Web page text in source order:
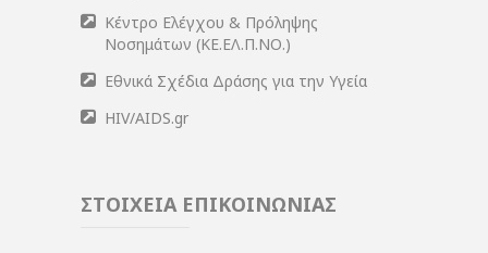
Κέντρο Ελέγχου & Πρόληψης
Νοσημάτων (ΚΕ.ΕΛ.Π.ΝΟ.)
Εθνικά Σχέδια Δράσης για την Υγεία
HIV/AIDS.gr
ΣΤΟΙΧΕΙΑ ΕΠΙΚΟΙΝΩΝΙΑΣ